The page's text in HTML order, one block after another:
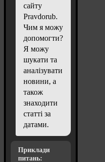
сайту
Pravdorub.
Чим я можу
допомогти?
Я можу
шукати та
аналізувати
новини, а
також
знаходити
статті за
датами.
Приклади
питань: